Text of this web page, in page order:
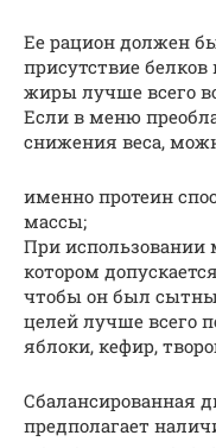
Ее рацион должен
присутствие белков
жиры лучше всего
Если в меню
снижения веса,
именно протеин
массы;
При использовании
котором
чтобы он был
целей лучше всего
яблоки, кефир,
Сбалансированная
предполагает